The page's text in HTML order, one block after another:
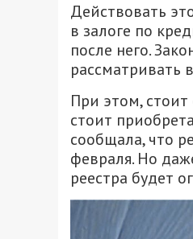
Действовать
в залоге по
после него.
рассматривать
При этом,
стоит
сообщала, что
февраля. Но
реестра будет